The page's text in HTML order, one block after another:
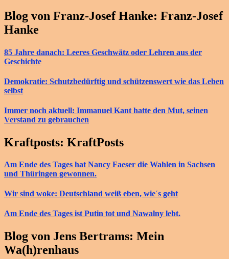
Blog von Franz-Josef Hanke: Franz-Josef
Hanke
85 Jahre danach: Leeres Geschwätz oder Lehren aus der
Geschichte
Demokratie: Schutzbedürftig und schützenswert wie das Leben
selbst
Immer noch aktuell: Immanuel Kant hatte den Mut, seinen
Verstand zu gebrauchen
Kraftposts: KraftPosts
Am Ende des Tages hat Nancy Faeser die Wahlen in Sachsen
und Thüringen gewonnen.
Wir sind woke: Deutschland weiß eben, wie´s geht
Am Ende des Tages ist Putin tot und Nawalny lebt.
Blog von Jens Bertrams: Mein
Wa(h)renhaus